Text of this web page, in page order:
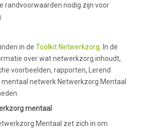
randvoorwaarden nodig zijn voor
in de Toolkit Netwerkzorg . In de
over wat netwerkzorg inhoudt,
voorbeelden, rapporten, Lerend
netwerk Netwerkzorg Mentaal
mentaal
Mentaal zet zich in om